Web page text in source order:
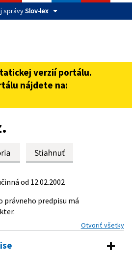
správySlov-lex
stránku verejnej správy SR.
začína https:// pred názvom
verzií portálu.
nájdete na:
od 12.02.2002
právneho predpisu má
Otvoriť všetky